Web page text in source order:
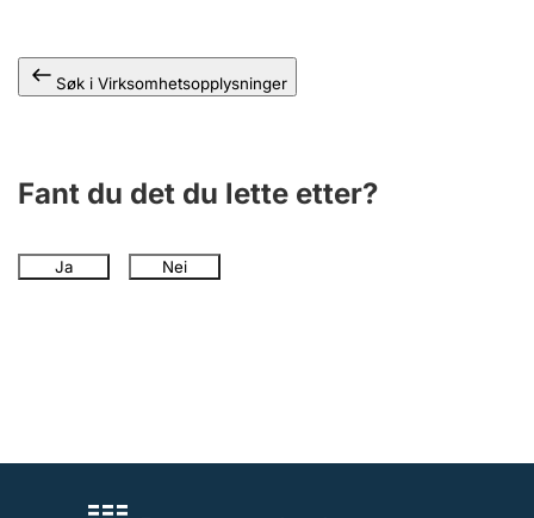
Søk i Virksomhetsopplysninger
Fant du det du lette etter?
Ja Nei